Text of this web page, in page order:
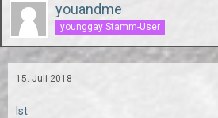
youandme
younggay Stamm-User
15. Juli 2018
Ist